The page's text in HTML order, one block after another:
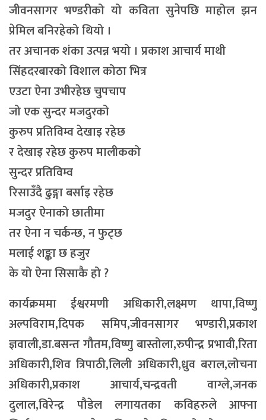
जीवनसागर भण्डरीको यो कविता सुनेपछि माहोल झन
प्रेमिल बनिरहेको थियो ।
तर अचानक शंका उत्पन्न भयो । प्रकाश आचार्य माथी
सिंहदरबारको विशाल कोठा भित्र
एउटा ऐना उभीरहेछ चुपचाप
जो एक सुन्दर मजदुरको
कुरुप प्रतिविम्व देखाइ रहेछ
र देखाइ रहेछ कुरुप मालीकको
सुन्दर प्रतिविम्व
रिसाउँदै ढुङ्गा बर्साइ रहेछ
मजदुर ऐनाको छातीमा
तर ऐना न चर्कन्छ, न फुट्छ
मलाई शङ्का छ हजुर
के यो ऐना सिसाकै हो ?
कार्यक्रममा ईश्वरमणी अधिकारी,लक्ष्मण थापा,विष्णु
अल्पविराम,दिपक समिप,जीवनसागर भण्डारी,प्रकाश
ज्ञवाली,डा.बसन्त गौतम,विष्णु बास्तोला,रुपीन्द्र प्रभावी,रिता
अधिकारी,शिव त्रिपाठी,लिली अधिकारी,ध्रुव बराल,लोचना
अधिकारी,प्रकाश आचार्य,चन्द्रवती वाग्ले,जनक
दुलाल,विरेन्द्र पौडेल लगायतका कविहरुले आफ्ना